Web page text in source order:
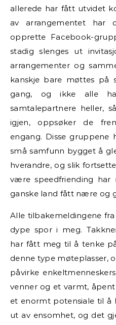
allerede har fått utvidet
av arrangementet har
opprette Facebook-
stadig slenges ut
arrangementer og
kanskje bare møttes på
gang, og ikke alle
samtalepartnere heller,
igjen, oppsøker de
engang. Disse gruppene
små samfunn bygget å
hverandre, og slik
være speedfriending har
ganske land fått nære og
Alle tilbakemeldingene
dype spor i meg.
har fått meg til å tenke
denne type møteplasser,
påvirke
venner og et varmt,
et enormt potensiale til å
ut av ensomhet, og det